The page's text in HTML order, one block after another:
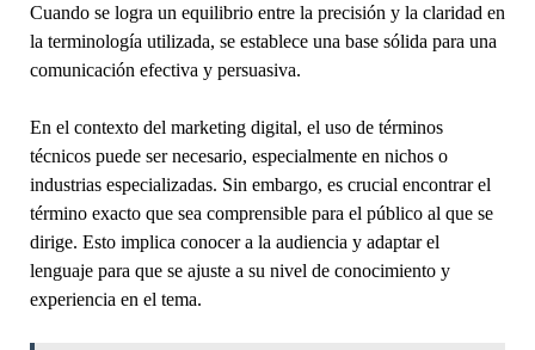
Cuando se logra un equilibrio entre la precisión y la claridad en
la terminología utilizada, se establece una base sólida para una
comunicación efectiva y persuasiva.
En el contexto del marketing digital, el uso de términos
técnicos puede ser necesario, especialmente en nichos o
industrias especializadas. Sin embargo, es crucial encontrar el
término exacto que sea comprensible para el público al que se
dirige. Esto implica conocer a la audiencia y adaptar el
lenguaje para que se ajuste a su nivel de conocimiento y
experiencia en el tema.